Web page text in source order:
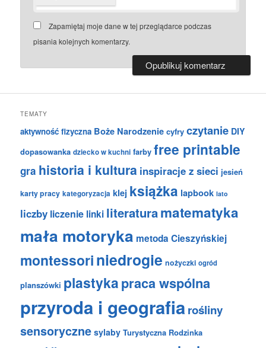
Zapamiętaj moje dane w tej przeglądarce podczas
pisania kolejnych komentarzy.
TEMATY
aktywność fizyczna Boże Narodzenie cyfry czytanie DIY
dopasowanka dziecko w kuchni farby free printable
gra historia i kultura inspiracje z sieci jesień
karty pracy kategoryzacja klej książka lapbook lato
liczby liczenie linki literaturamatematyka
mała motoryka metoda Cieszyńskiej
montessoriniedrogie nożyczki ogród
planszówki plastykapraca wspólna
przyroda i geografiarośliny
sensoryczne sylaby Turystyczna Rodzinka